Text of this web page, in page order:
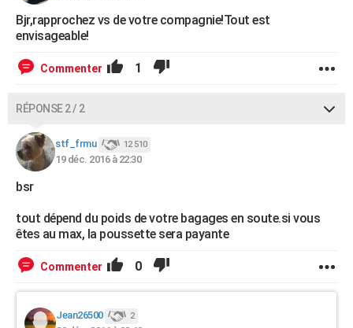
S'inscrire
Se connecter
Lycées
Collèges
Primaires
Universités
Entreprises
Service militaire
Avis de recherche
AVIS DE DÉCÈS
Bricolage
Lifestyle
Culture
Sport
Auto
Television
Voyage
Cinema
Bjr,rapprochez vs de votre compagnie!Tout est
envisageable!
Commenter 1
RÉPONSE 2 / 2
stf_frmu 12 510
19 déc. 2016 à 22:30
bsr
tout dépend du poids de votre bagages en soute.si vous
êtes au max, la poussette sera payante
Commenter 0
Jean26500 2